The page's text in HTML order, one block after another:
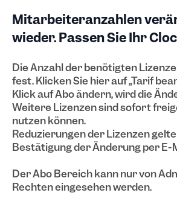
Mitarbeiteranzahlen
wieder. Passen Sie Ihr
Die Anzahl der benötigten
fest. Klicken Sie hier auf „Tarif
Klick auf Abo ändern, wird die
Weitere Lizenzen sind sofort
nutzen können.
Reduzierungen der Lizenzen
Bestätigung der Änderung per E-
Der Abo Bereich kann nur von
Rechten eingesehen werden.